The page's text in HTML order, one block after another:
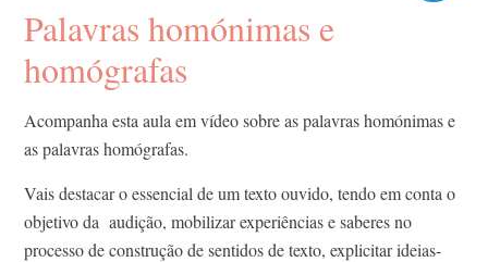
Palavras homónimas e
homógrafas
Acompanha esta aula em vídeo sobre as palavras homónimas e
as palavras homógrafas.
Vais destacar o essencial de um texto ouvido, tendo em conta o
objetivo da audição, mobilizar experiências e saberes no
processo de construção de sentidos de texto, explicitar ideias-